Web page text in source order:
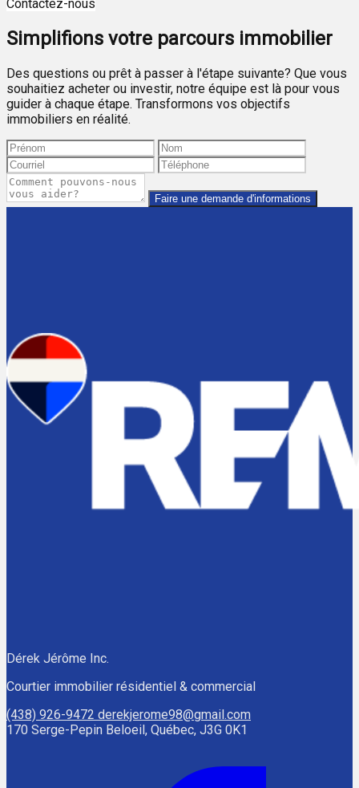
Contactez-nous
Simplifions votre parcours immobilier
Des questions ou prêt à passer à l'étape suivante? Que vous
souhaitiez acheter ou investir, notre équipe est là pour vous
guider à chaque étape. Transformons vos objectifs
immobiliers en réalité.
Faire une demande d'informations
Dérek Jérôme Inc.
Courtier immobilier résidentiel & commercial
(438) 926-9472 derekjerome98@gmail.com
170 Serge-Pepin Beloeil, Québec, J3G 0K1